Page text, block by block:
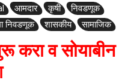
आमदार कृषी
निवडणूक
निवडणूक शासकीय सामाजिक
करा व सोयाबीन